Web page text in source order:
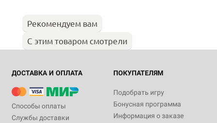
Рекомендуем вам
С этим товаром смотрели
ДОСТАВКА И ОПЛАТА
Способы оплаты
Службы доставки
ПОКУПАТЕЛЯМ
Подобрать игру
Бонусная программа
Информация о заказе